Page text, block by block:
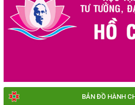
BẢN ĐỒ HÀNH
(14/05/2026, 00:00)